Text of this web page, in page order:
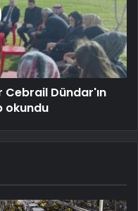
Cebrail Dündar'ın
okundu